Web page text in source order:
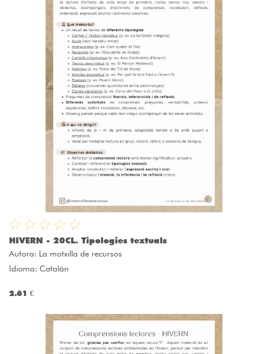
HIVERN - 20CL. Tipologies textuals
Autora: La motxilla de recursos
Idioma: Catalán
2.61 €